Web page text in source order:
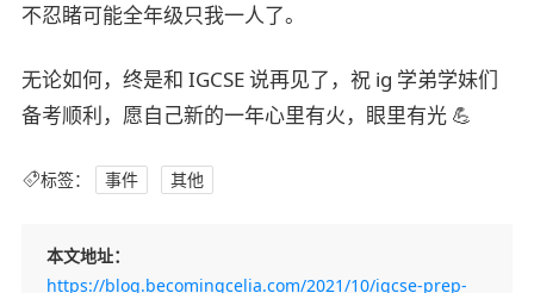
不忍睹可能全年级只我一人了。
无论如何，终是和 IGCSE 说再见了，祝 ig 学弟学妹们
备考顺利，愿自己新的一年心里有火，眼里有光 💪
标签： 事件 其他
本文地址：
https://blog.becomingcelia.com/2021/10/igcse-prep-